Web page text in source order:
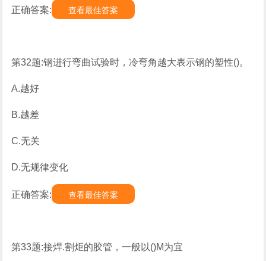
正确答案: 查看最佳答案
第32题:钢进行弯曲试验时，冷弯角越大表示钢的塑性()。
A.越好
B.越差
C.无关
D.无规律变化
正确答案: 查看最佳答案
第33题:接焊.割炬的胶管，一般以()M为宜